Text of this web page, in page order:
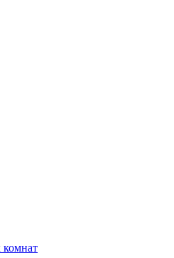
комнат